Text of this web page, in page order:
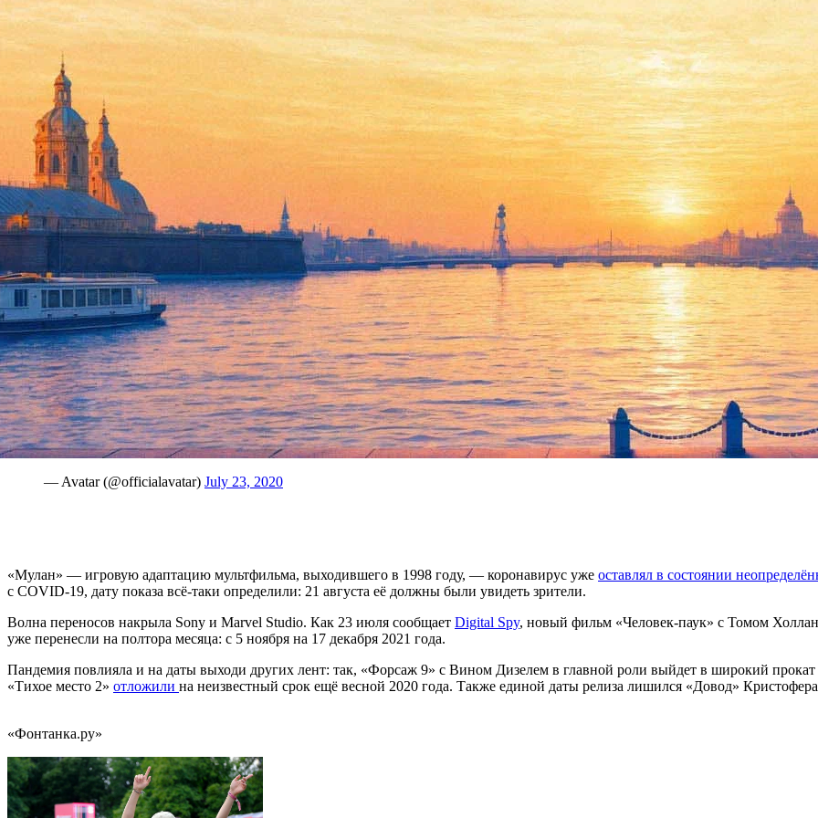
Голливуд накрыла волна переносов. Коронавирус встал на
космосе, «Мулан» вновь осталась ни с чем
24 июля 2020, 13:57 Версия для печати
Компания Disney объявила о переносе дат релизов новых лент. Продолжения «Звёздных войн» и «Аватара» отложили на год
картину, которая должна была появиться на экранах уже в августе этого года, сдвинули на неопределённый срок.
По сообщениюDigital Spy, такое решение студия приняла, чтобы потом показать ленты как можно большему количеству
стало ясно, что мы больше не можем говорить о точных датах, когда речь заходит о выпуске фильмов во время этого
представители Disney.
Скорректированный график опубликовало изданиеVariety. Согласно информации портала, вторая часть «Аватара» Джеймса
2024 года, а ещё два фильма серии зрители увидят в декабре 2026 и 2028 годов. В послании, опубликованном вTwitterсамим
планы создателей, поблагодарил поклонников за поддержку и попросил их оставаться в безопасности. Планируется, что
декабря 2023 года.
A message from James Cameron.
Irayo, Na'vi Nation. Stay safe. 💙pic.twitter.com/Uwi2J6xF4k
— Avatar (@officialavatar) July 23, 2020
«Мулан» — игровую адаптацию мультфильма, выходившего в 1998 году, — коронавирус уже оставлял в состоянии
с COVID-19, дату показа всё-таки определили: 21 августа её должны были увидеть зрители.
Волна переносов накрыла Sony и Marvel Studio. Как 23 июля сообщает Digital Spy, новый фильм «Человек-паук» с Томом
уже перенесли на полтора месяца: с 5 ноября на 17 декабря 2021 года.
Пандемия повлияла и на даты выходи других лент: так, «Форсаж 9» с Вином Дизелем в главной роли выйдет в широкий
«Тихое место 2» отложили на неизвестный срок ещё весной 2020 года. Также единой даты релиза лишился «Довод»
«Фонтанка.ру»